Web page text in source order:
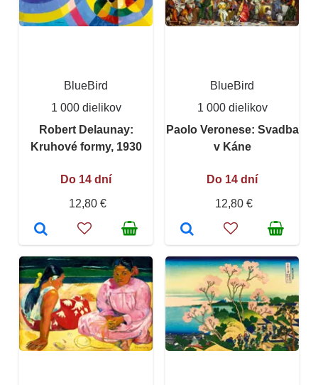
BlueBird
1 000 dielikov
Robert Delaunay:
Kruhové formy, 1930
Do 14 dní
12,80 €
BlueBird
1 000 dielikov
Paolo Veronese: Svadba
v Káne
Do 14 dní
12,80 €